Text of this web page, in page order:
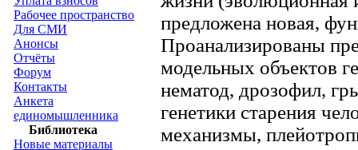
Рабочее пространство
Для СМИ
Анонсы
Отчёты
Форум
Контакты
Анкета
единомышленника
Библиотека
Новые материалы
предложена новая,
Проанализированы
модельных объектов
нематод, дрозофил,
генетики старения
механизмы,